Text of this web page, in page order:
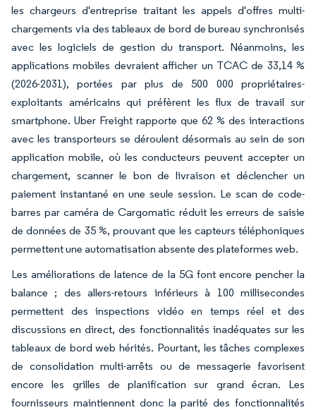
les chargeurs d'entreprise traitant les appels d'offres multi-
chargements via des tableaux de bord de bureau synchronisés
avec les logiciels de gestion du transport. Néanmoins, les
applications mobiles devraient afficher un TCAC de 33,14 %
(2026-2031), portées par plus de 500 000 propriétaires-
exploitants américains qui préfèrent les flux de travail sur
smartphone. Uber Freight rapporte que 62 % des interactions
avec les transporteurs se déroulent désormais au sein de son
application mobile, où les conducteurs peuvent accepter un
chargement, scanner le bon de livraison et déclencher un
paiement instantané en une seule session. Le scan de code-
barres par caméra de Cargomatic réduit les erreurs de saisie
de données de 35 %, prouvant que les capteurs téléphoniques
permettent une automatisation absente des plateformes web.
Les améliorations de latence de la 5G font encore pencher la
balance ; des allers-retours inférieurs à 100 millisecondes
permettent des inspections vidéo en temps réel et des
discussions en direct, des fonctionnalités inadéquates sur les
tableaux de bord web hérités. Pourtant, les tâches complexes
de consolidation multi-arrêts ou de messagerie favorisent
encore les grilles de planification sur grand écran. Les
fournisseurs maintiennent donc la parité des fonctionnalités